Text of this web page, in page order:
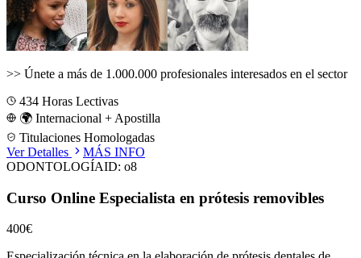
>> Únete a más de 1.000.000 profesionales interesados en el sector
434 Horas Lectivas
🌍 Internacional + Apostilla
Titulaciones Homologadas
Ver Detalles
MÁS INFO
ODONTOLOGÍAID: o8
Curso Online Especialista en prótesis removibles
400€